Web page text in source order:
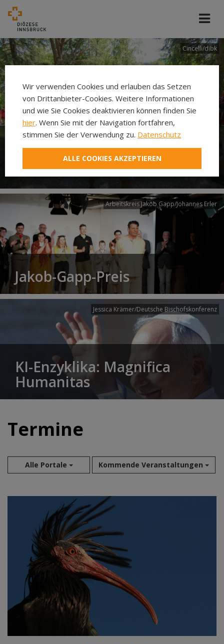
Cincelli/dibk
Neuer Pilgerweg Via
Laudato si’
Arbeitskreis Jakob Gapp/Johannes Erler
Jakob-Gapp-Preis
Jessica Krämer/Deutsche Bischofskonferenz
KI-Enzyklika: Magnifica
Humanitas
Termine
Alle Portale Kommende Veranstaltungen
Aug 2026
Sep 2026
Nov 2026
Dez 2026
Jan 2027
Feb 2027
Mär 2027
Wir verwenden Cookies und erlauben das Setzen
von Drittanbieter-Cookies. Weitere Informationen
und wie Sie Cookies deaktivieren können finden Sie
hier. Wenn Sie mit der Navigation fortfahren,
stimmen Sie der Verwendung zu. Datenschutz
ALLE COOKIES AKZEPTIEREN